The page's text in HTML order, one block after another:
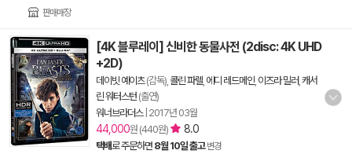
판매매장
[4K 블루레이] 신비한 동물사전 (2disc: 4K UHD
+2D)
데이빗 예이츠(감독), 콜린 파렐 에디 레드메인 이즈라 밀러 캐서
린 워터스턴 (출연)
워너브라더스| 2017년 03월
44,000원 (440원) 8.0
택배로 주문하면 8월 10일 출고 변경